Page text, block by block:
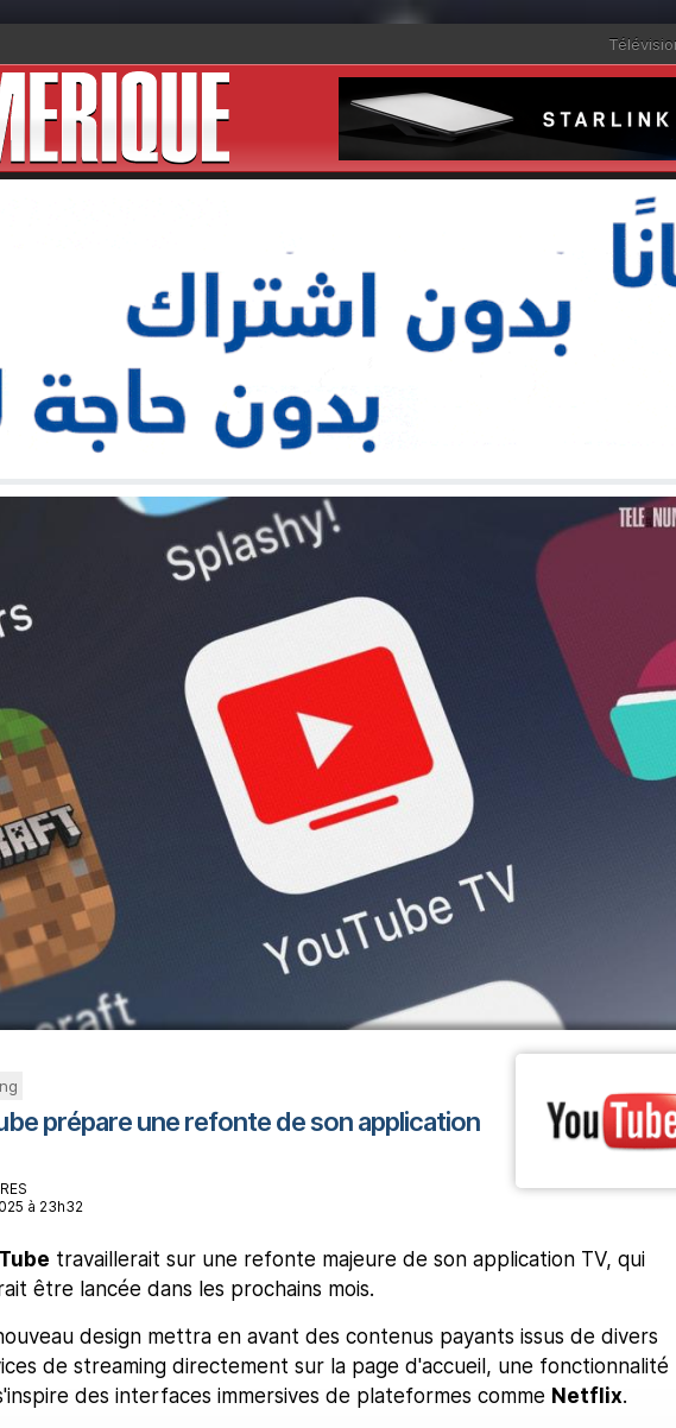
prépare une refonte de son application
à 23h32
travaillerait sur une refonte majeure de son application TV, qui
être lancée dans les prochains mois.
design mettra en avant des contenus payants issus de divers
de streaming directement sur la page d'accueil, une fonctionnalité
des interfaces immersives de plateformes comme Netflix.